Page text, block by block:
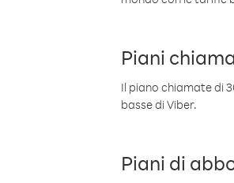
Piani
Il piano chiamate di
basse di Viber.
Piani di